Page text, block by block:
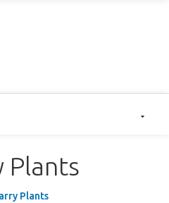
Plants
Plants